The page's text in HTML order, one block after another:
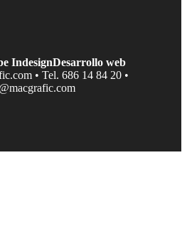
IndesignDesarrollo web
• Tel. 686 14 84 20 •